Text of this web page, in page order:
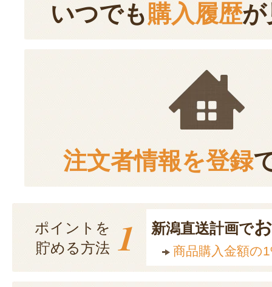
いつでも購入履歴が
注文者情報を登録
ポイントを
貯める方法 1 新潟直送計画で
商品購入金額の